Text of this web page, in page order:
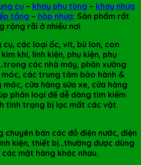
cụ – khay phụ tùng – khay nhựa
tầng – hộp nhựa: Sản phẩm rất
rộng rãi ở nhiều nơi
cụ, các loại ốc, vít, bù lon, con
khí, linh kiện, phụ kiện, phụ
các nhà máy, phân xưởng
các trung tâm bảo hành &
cửa hàng sửa xe, cửa hàng
phân loại để dễ dàng tìm kiếm
tình trạng bị lạc mất các vật
chuyên bán các đồ điện nước, điện
kiện, thiết bị…thường được dùng
mặt hàng khác nhau.